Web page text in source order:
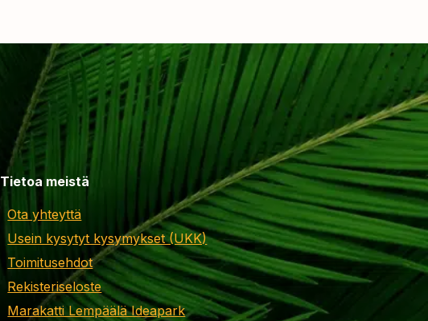
Tietoa meistä
Ota yhteyttä
Usein kysytyt kysymykset (UKK)
Toimitusehdot
Rekisteriseloste
Marakatti Lempäälä Ideapark